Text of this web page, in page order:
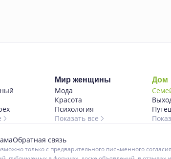
Мир женщины
Мода
Красота
Психология
Показать все
Дом
Обратная связь
только с предварительного письменного